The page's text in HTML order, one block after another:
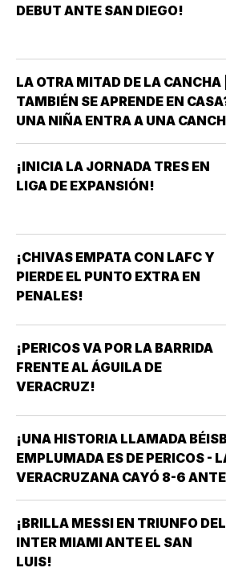
DEBUT ANTE SAN DIEGO!
LA OTRA MITAD DE LA CANCHA
TAMBIÉN SE APRENDE EN
UNA NIÑA ENTRA A UNA
BAJO EL BRAZO, NO LLEGA
ELLA SIEMPRE HAY ALGUIEN
ENTRENAMIENTO, QUE HIZO
¡INICIA LA JORNADA TRES EN
LIGA DE EXPANSIÓN!
¡CHIVAS EMPATA CON LAFC Y
PIERDE EL PUNTO EXTRA EN
PENALES!
¡PERICOS VA POR LA BARRIDA
FRENTE AL ÁGUILA DE
VERACRUZ!
¡UNA HISTORIA LLAMADA
EMPLUMADA ES DE PERICOS -
VERACRUZANA CAYÓ 8-6 ANTE
PUEBLA EN EL SEGUNDO
SERIE DE LA TEMPORADA
ESTADIO HERMANOS SERDÁN,
POBLANOS…
¡BRILLA MESSI EN TRIUNFO DEL
INTER MIAMI ANTE EL SAN
LUIS!